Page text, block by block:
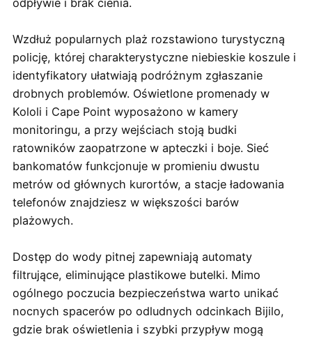
Wzdłuż popularnych plaż rozstawiono turystyczną
policję, której charakterystyczne niebieskie koszule i
identyfikatory ułatwiają podróżnym zgłaszanie
drobnych problemów. Oświetlone promenady w
Kololi i Cape Point wyposażono w kamery
monitoringu, a przy wejściach stoją budki
ratowników zaopatrzone w apteczki i boje. Sieć
bankomatów funkcjonuje w promieniu dwustu
metrów od głównych kurortów, a stacje ładowania
telefonów znajdziesz w większości barów
plażowych.
Dostęp do wody pitnej zapewniają automaty
filtrujące, eliminujące plastikowe butelki. Mimo
ogólnego poczucia bezpieczeństwa warto unikać
nocnych spacerów po odludnych odcinkach Bijilo,
gdzie brak oświetlenia i szybki przypływ mogą